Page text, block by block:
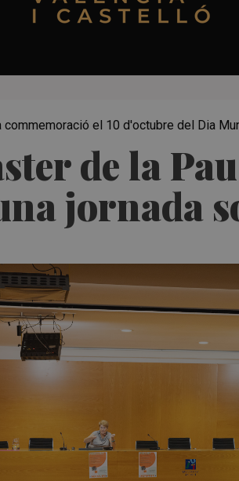
de la
jornada
commemoració el 10 d'octubre del Dia